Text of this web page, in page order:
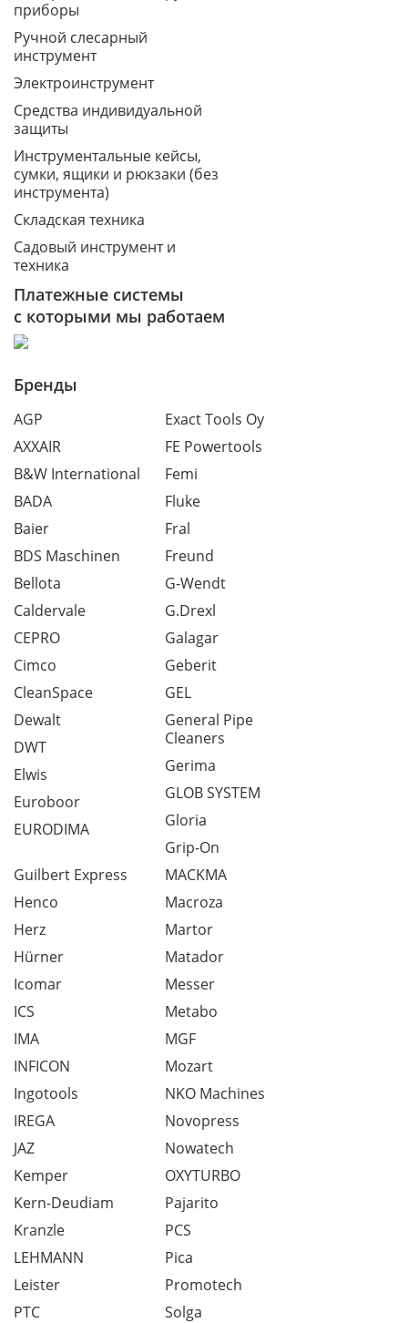
приборы
Ручной слесарный
инструмент
Электроинструмент
Средства индивидуальной
защиты
Инструментальные кейсы,
сумки, ящики и рюкзаки (без
инструмента)
Складская техника
Садовый инструмент и
техника
Платежные системы
с которыми мы работаем
Бренды
AGP
AXXAIR
B&W International
BADA
Baier
BDS Maschinen
Bellota
Caldervale
CEPRO
Cimco
CleanSpace
Dewalt
DWT
Elwis
Euroboor
EURODIMA
Exact Tools Oy
FE Powertools
Femi
Fluke
Fral
Freund
G-Wendt
G.Drexl
Galagar
Geberit
GEL
General Pipe
Cleaners
Gerima
GLOB SYSTEM
Gloria
Grip-On
Guilbert Express
Henco
Herz
Hürner
Icomar
ICS
IMA
INFICON
Ingotools
IREGA
JAZ
Kemper
Kern-Deudiam
Kranzle
LEHMANN
Leister
MACKMA
Macroza
Martor
Matador
Messer
Metabo
MGF
Mozart
NKO Machines
Novopress
Nowatech
OXYTURBO
Pajarito
PCS
Pica
Promotech
PTC
Solga